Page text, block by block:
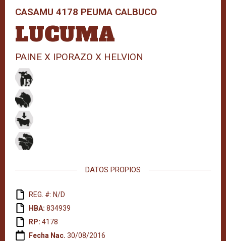
CASAMU 4178 PEUMA CALBUCO
LUCUMA
PAINE X IPORAZO X HELVION
DATOS PROPIOS
REG. #: N/D
HBA: 834939
RP: 4178
Fecha Nac. 30/08/2016